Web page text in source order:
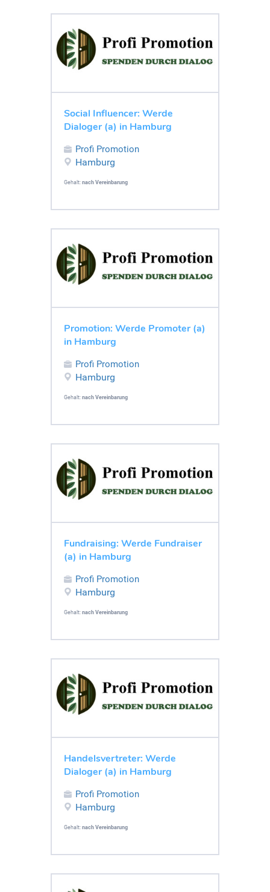
Social Influencer: Werde
Dialoger (a) in Hamburg
Profi Promotion
Hamburg
Gehalt: nach Vereinbarung
Promotion: Werde Promoter (a)
in Hamburg
Profi Promotion
Hamburg
Gehalt: nach Vereinbarung
Fundraising: Werde Fundraiser
(a) in Hamburg
Profi Promotion
Hamburg
Gehalt: nach Vereinbarung
Handelsvertreter: Werde
Dialoger (a) in Hamburg
Profi Promotion
Hamburg
Gehalt: nach Vereinbarung